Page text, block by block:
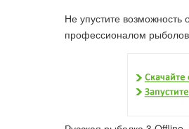
Не упустите возможность
профессионалом